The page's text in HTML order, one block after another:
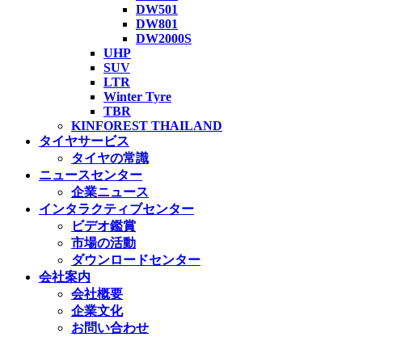
DW501
DW801
DW2000S
UHP
SUV
LTR
Winter Tyre
TBR
KINFOREST THAILAND
タイヤサービス
タイヤの常識
ニュースセンター
企業ニュース
インタラクティブセンター
ビデオ鑑賞
市場の活動
ダウンロードセンター
会社案内
会社概要
企業文化
お問い合わせ